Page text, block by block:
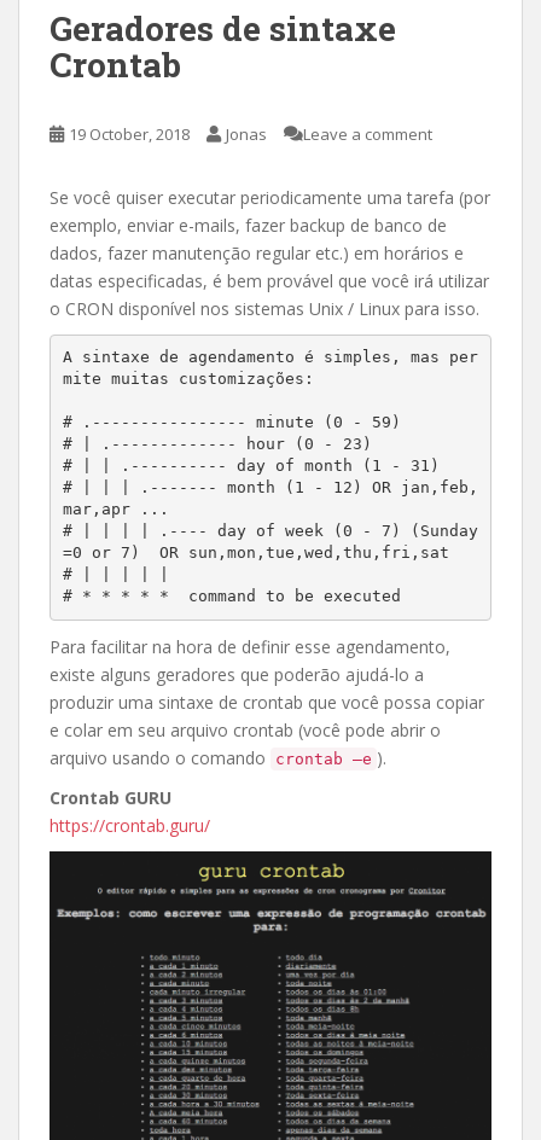
Geradores de sintaxe
Crontab
19 October, 2018 Jonas Leave a comment
Se você quiser executar periodicamente uma tarefa (por
exemplo, enviar e-mails, fazer backup de banco de
dados, fazer manutenção regular etc.) em horários e
datas especificadas, é bem provável que você irá utilizar
o CRON disponível nos sistemas Unix / Linux para isso.
A sintaxe de agendamento é simples, mas per
mite muitas customizações:
# .---------------- minute (0 - 59)
# | .------------- hour (0 - 23)
# | | .---------- day of month (1 - 31)
# | | | .------- month (1 - 12) OR jan,feb,
mar,apr ...
# | | | | .---- day of week (0 - 7) (Sunday
=0 or 7)  OR sun,mon,tue,wed,thu,fri,sat
# | | | | |
# * * * * *  command to be executed
Para facilitar na hora de definir esse agendamento,
existe alguns geradores que poderão ajudá-lo a
produzir uma sintaxe de crontab que você possa copiar
e colar em seu arquivo crontab (você pode abrir o
arquivo usando o comando
crontab –e ).
Crontab GURU
https://crontab.guru/